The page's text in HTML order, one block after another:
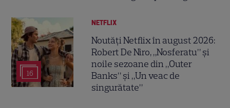
16
NETFLIX
Noutăți Netflix în august 2026:
Robert De Niro, „Nosferatu” și
noile sezoane din „Outer
Banks” și „Un veac de
singurătate”